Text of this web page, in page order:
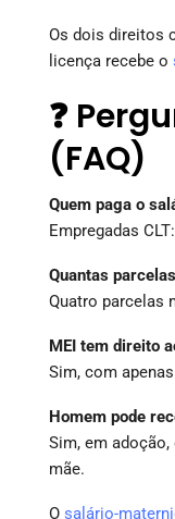
Os dois direitos
licença recebe o
❓
(FAQ)
Quem paga o
Empregadas
Quantas
Quatro parcelas
MEI tem direito
Sim, com
Homem pode
Sim, em
mãe.
O salário-